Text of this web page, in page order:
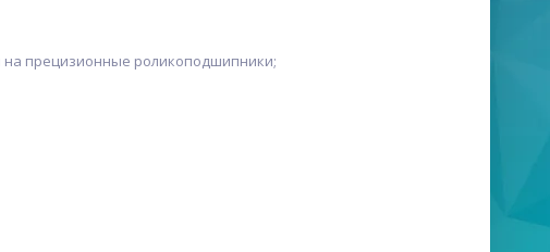
прецизионные роликоподшипники;